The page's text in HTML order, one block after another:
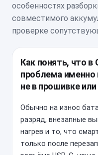
особенностях
совместимого
проверке
Как понять, что в
проблема именно
не в прошивке
Обычно на износ
разряд, внезапные
нагрев и то, что
только после